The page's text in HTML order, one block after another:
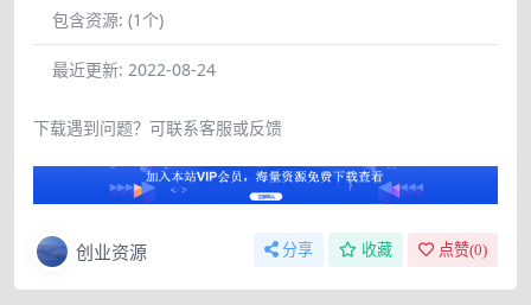
包含资源: (1个)
最近更新: 2022-08-24
下载遇到问题？可联系客服或反馈
创业资源 分享 收藏 点赞(0)